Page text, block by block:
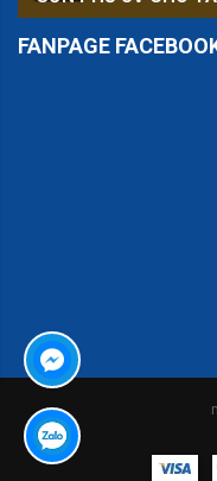
FANPAGE